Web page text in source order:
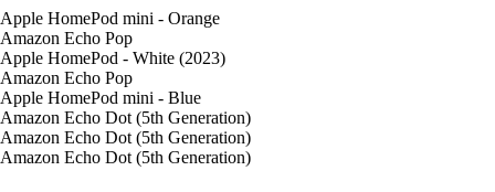
Apple HomePod mini - Orange
Amazon Echo Pop
Apple HomePod - White (2023)
Amazon Echo Pop
Apple HomePod mini - Blue
Amazon Echo Dot (5th Generation)
Amazon Echo Dot (5th Generation)
Amazon Echo Dot (5th Generation)